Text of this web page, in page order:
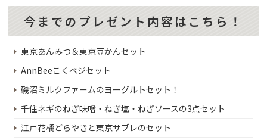
今までのプレゼント内容はこちら！
東京あんみつ＆東京豆かんセット
AnnBeeこくベジセット
磯沼ミルクファームのヨーグルトセット！
千住ネギのねぎ味噌・ねぎ塩・ねぎソースの3点セット
江戸花橘どらやきと東京サブレのセット